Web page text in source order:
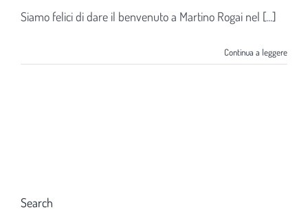
Siamo felici di dare il benvenuto a Martino Rogai nel [...]
Continua a leggere
Search